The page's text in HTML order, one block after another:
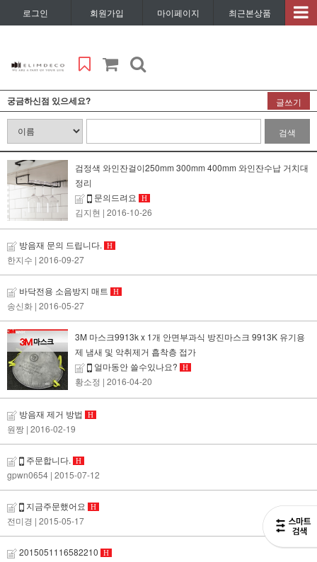
로그인 회원가입 마이페이지 최근본상품
궁금하신점 있으세요? 글쓰기
검색
검정색 와인잔걸이250mm 300mm 400mm 와인잔수납 거치대
정리
문의드려요
H
김지현 | 2016-10-26
방음재 문의 드립니다. H
한지수 | 2016-09-27
바닥전용 소음방지 매트 H
송신화 | 2016-05-27
3M 마스크9913k x 1개 안면부과식 방진마스크 9913K 유기용
제 냄새 및 악취제거 흡착층 접가
얼마동안 쓸수있나요?
H
황소정 | 2016-04-20
방음재 제거 방법 H
원짱 | 2016-02-19
주문합니다. H
gpwn0654 | 2015-07-12
지금주문했어요 H
전미경 | 2015-05-17
2015051116582210 H